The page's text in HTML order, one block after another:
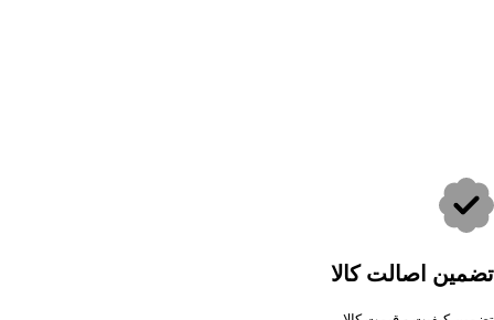
تضمین اصالت کالا